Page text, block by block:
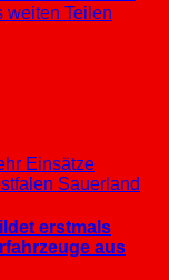
weiten Teilen
Einsätze
Sauerland
erstmals
aus